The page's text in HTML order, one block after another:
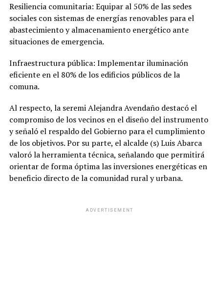
Resiliencia comunitaria: Equipar al 50% de las sedes
sociales con sistemas de energías renovables para el
abastecimiento y almacenamiento energético ante
situaciones de emergencia.
Infraestructura pública: Implementar iluminación
eficiente en el 80% de los edificios públicos de la
comuna.
Al respecto, la seremi Alejandra Avendaño destacó el
compromiso de los vecinos en el diseño del instrumento
y señaló el respaldo del Gobierno para el cumplimiento
de los objetivos. Por su parte, el alcalde (s) Luis Abarca
valoró la herramienta técnica, señalando que permitirá
orientar de forma óptima las inversiones energéticas en
beneficio directo de la comunidad rural y urbana.
ADVERTISEMENT